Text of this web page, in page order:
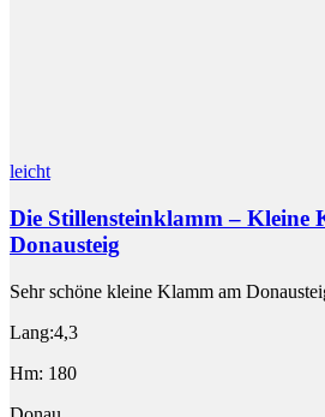
leicht
Die Stillensteinklamm – Kleine
Donausteig
Sehr schöne kleine Klamm am
Lang:4,3
Hm: 180